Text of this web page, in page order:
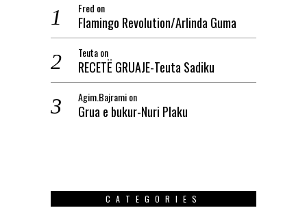
Fred on
Flamingo Revolution/Arlinda Guma
Teutaon
RECETË GRUAJE-Teuta Sadiku
Agim.Bajramion
Grua e bukur-Nuri Plaku
CATEGORIES